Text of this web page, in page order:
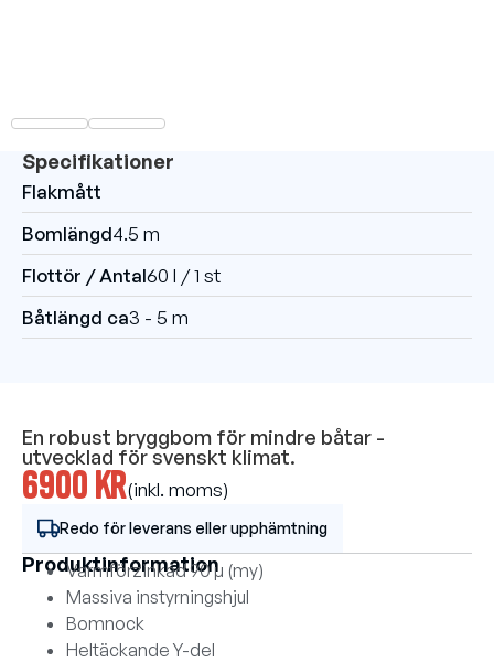
Specifikationer
Flakmått
Bomlängd4.5 m
Flottör / Antal60 l / 1 st
Båtlängd ca3 - 5 m
En robust bryggbom för mindre båtar -
utvecklad för svenskt klimat.
6900 kr(inkl. moms)
Redo för leverans eller upphämtning
Produktinformation
Varmförzinkad 90 µ (my)
Massiva instyrningshjul
Bomnock
Heltäckande Y-del